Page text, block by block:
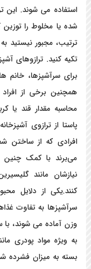
استفاده می شوند. این
شده یا مخلوط را توزین
ترتیب، مجبور نیستید
تکیه کنید. ترازوهای
برای سرآشپزها، خانم
همچنین برخی از
محاسبه مقدار قند یا
پاستا از ترازوی
افرادی که از ساختن
می‌برند با کمک چنین
نیازشان مانند
کنند.یکی از دلایل
سرآشپزها به تفاوت
وزن آماده می شوند، با
به ویژه مواد پودری
بسته به میزان فشرده